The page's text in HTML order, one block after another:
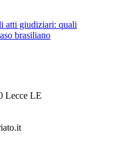
atti giudiziari: quali
brasiliano
Lecce LE